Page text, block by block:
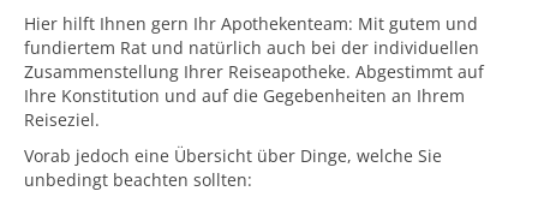
Hier hilft Ihnen gern Ihr Apothekenteam: Mit gutem und
fundiertem Rat und natürlich auch bei der individuellen
Zusammenstellung Ihrer Reiseapotheke. Abgestimmt auf
Ihre Konstitution und auf die Gegebenheiten an Ihrem
Reiseziel.
Vorab jedoch eine Übersicht über Dinge, welche Sie
unbedingt beachten sollten: